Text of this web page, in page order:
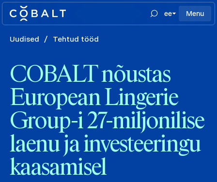
ee Menu
Uudised / Tehtud tööd
COBALT nõustas
European Lingerie
Group-i 27-miljonilise
laenu ja investeeringu
kaasamisel